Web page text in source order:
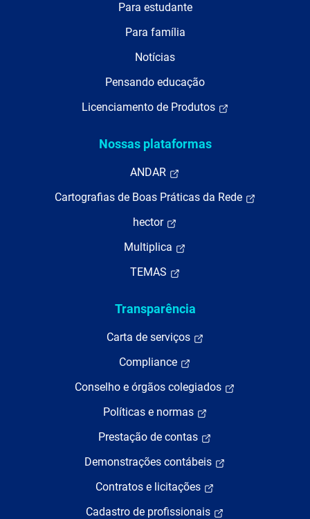
Para estudante
Para família
Notícias
Pensando educação
Licenciamento de Produtos
Nossas plataformas
ANDAR
Cartografias de Boas Práticas da Rede
hector
Multiplica
TEMAS
Transparência
Carta de serviços
Compliance
Conselho e órgãos colegiados
Políticas e normas
Prestação de contas
Demonstrações contábeis
Contratos e licitações
Cadastro de profissionais